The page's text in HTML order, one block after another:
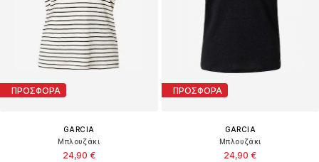
ΠΡΟΣΦΟΡΑ
GARCIA
Μπλουζάκι
24,90 €
ΠΡΟΣΦΟΡΑ
GARCIA
Μπλουζάκι
24,90 €